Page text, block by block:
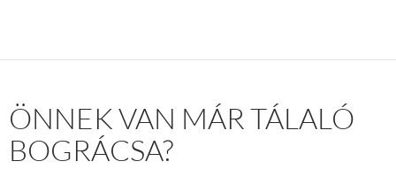
ÖNNEK VAN MÁR TÁLALÓ
BOGRÁCSA?